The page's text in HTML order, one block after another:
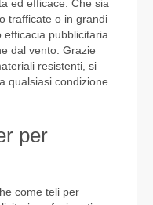
ed efficace. Che sia
trafficate o in grandi
pubblicitaria
dal vento. Grazie
resistenti, si
qualsiasi condizione
per
come teli per